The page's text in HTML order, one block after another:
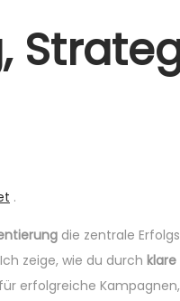
.
die zentrale
zeige, wie du durch
erfolgreiche